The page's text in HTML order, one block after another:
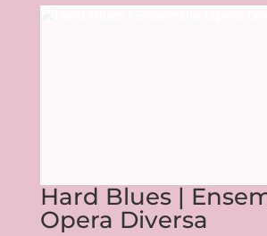
Hard Blues |
Opera Diversa